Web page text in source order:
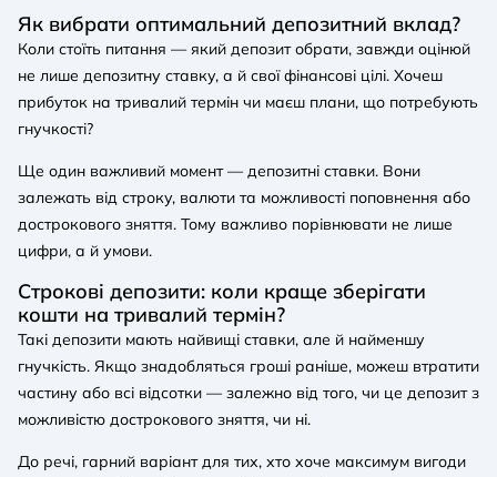
Як вибрати оптимальний депозитний вклад?
Коли стоїть питання — який депозит обрати, завжди оцінюй
не лише депозитну ставку, а й свої фінансові цілі. Хочеш
прибуток на тривалий термін чи маєш плани, що потребують
гнучкості?
Ще один важливий момент — депозитні ставки. Вони
залежать від строку, валюти та можливості поповнення або
дострокового зняття. Тому важливо порівнювати не лише
цифри, а й умови.
Строкові депозити: коли краще зберігати
кошти на тривалий термін?
Такі депозити мають найвищі ставки, але й найменшу
гнучкість. Якщо знадобляться гроші раніше, можеш втратити
частину або всі відсотки — залежно від того, чи це депозит з
можливістю дострокового зняття, чи ні.
До речі, гарний варіант для тих, хто хоче максимум вигоди